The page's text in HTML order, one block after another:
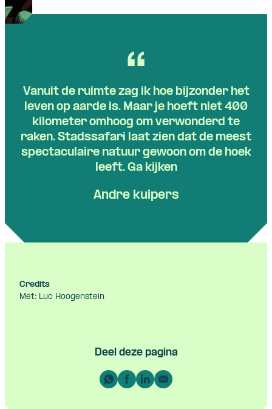
Vanuit de ruimte zag ik hoe bijzonder het
leven op aarde is. Maar je hoeft niet 400
kilometer omhoog om verwonderd te
raken. Stadssafari laat zien dat de meest
spectaculaire natuur gewoon om de hoek
leeft. Ga kijken
Andre kuipers
Credits
Met: Luc Hoogenstein
Deel deze pagina